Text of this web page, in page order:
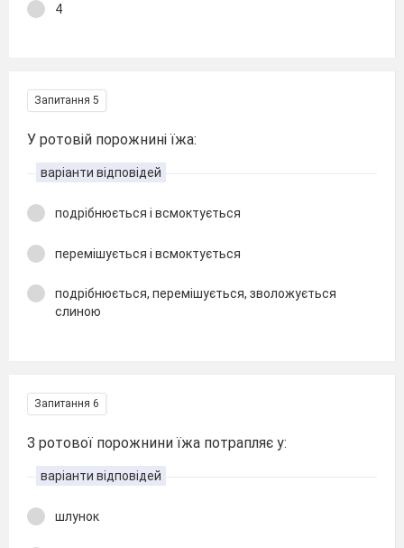
4
Запитання 5
У ротовій порожнині їжа:
варіанти відповідей
подрібнюється і всмоктується
перемішується і всмоктується
подрібнюється, перемішується, зволожується
слиною
Запитання 6
З ротової порожнини їжа потрапляє у:
варіанти відповідей
шлунок